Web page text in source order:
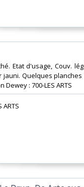
Etat d'usage, Couv.
jauni. Quelques
: 700-LES ARTS‎
ARTS‎